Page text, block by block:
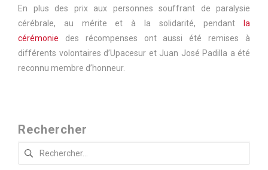
En plus des prix aux personnes souffrant de paralysie
cérébrale, au mérite et à la solidarité, pendant
la
cérémonie des récompenses ont aussi été remises à
différents volontaires d’Upacesur et Juan José Padilla a été
reconnu membre d’honneur.
Rechercher
Rechercher :